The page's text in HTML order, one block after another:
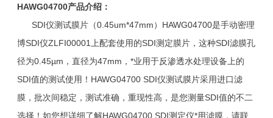
HAWG04700产品介绍：
SDI仪测试膜片（0.45um*47mm）HAWG04700是手动密理
博SDI仪ZLFI00001上配套使用的SDI测定膜片，这种SDI滤膜孔
径为0.45µm，直径为47mm，*业用于反渗透水处理设备上的
SDI值的测试使用！HAWG04700 SDI仪测试膜片采用进口滤
膜，批次间稳定，测试准确，重现性高，是您测量SDI值的不二
选择！如您想详细了解HAWG04700 SDI测定仪*用滤膜，请联